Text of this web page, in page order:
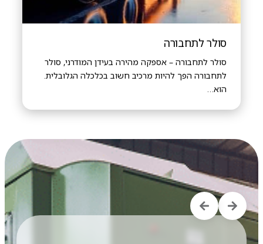
סולר לתחבורה
סולר לתחבורה – אספקה מהירה בעידן המודרני, סולר
לתחבורה הפך להיות מרכיב חשוב בכלכלה הגלובלית.
הוא…